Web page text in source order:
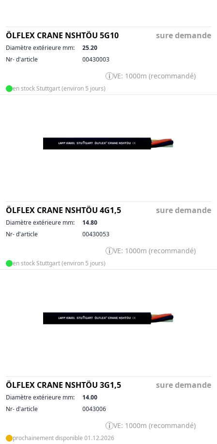
ÖLFLEX CRANE NSHTÖU 5G10 sure demande
Diamètre extérieure mm:
25.20
Nr- d'article
00430003
VE: 1000m (recommandé)
en stock Stuttgart (environ 5 jours)
ÖLFLEX CRANE NSHTÖU 4G1,5 sure demande
Diamètre extérieure mm:
14.80
Nr- d'article
00430053
VE: 1000m (recommandé)
en stock Stuttgart (environ 5 jours)
ÖLFLEX CRANE NSHTÖU 3G1,5 sure demande
Diamètre extérieure mm:
14.00
Nr- d'article
0043006
VE: 1000m (recommandé)
prochainement disponible 01.12.2026